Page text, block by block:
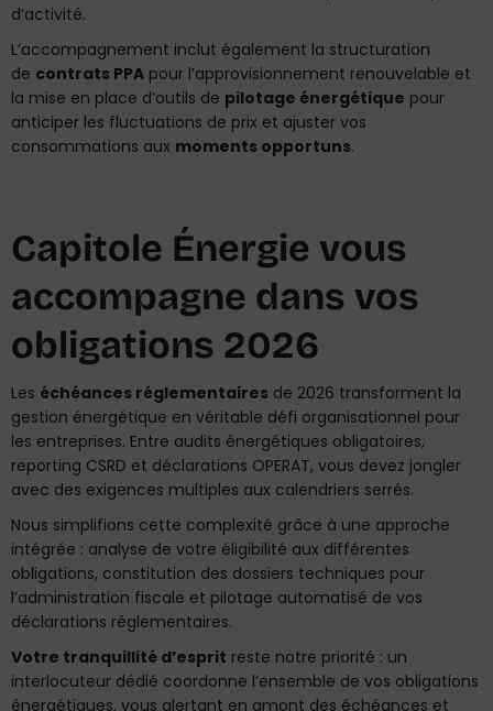
d’activité.
L’accompagnement inclut également la structuration
de contrats PPA pour l’approvisionnement renouvelable et
la mise en place d’outils de pilotage énergétique pour
anticiper les fluctuations de prix et ajuster vos
consommations aux moments opportuns.
Capitole Énergie vous
accompagne dans vos
obligations 2026
Les échéances réglementaires de 2026 transforment la
gestion énergétique en véritable défi organisationnel pour
les entreprises. Entre audits énergétiques obligatoires,
reporting CSRD et déclarations OPERAT, vous devez jongler
avec des exigences multiples aux calendriers serrés.
Nous simplifions cette complexité grâce à une approche
intégrée : analyse de votre éligibilité aux différentes
obligations, constitution des dossiers techniques pour
l’administration fiscale et pilotage automatisé de vos
déclarations réglementaires.
Votre tranquillité d’esprit reste notre priorité : un
interlocuteur dédié coordonne l’ensemble de vos obligations
énergétiques, vous alertant en amont des échéances et